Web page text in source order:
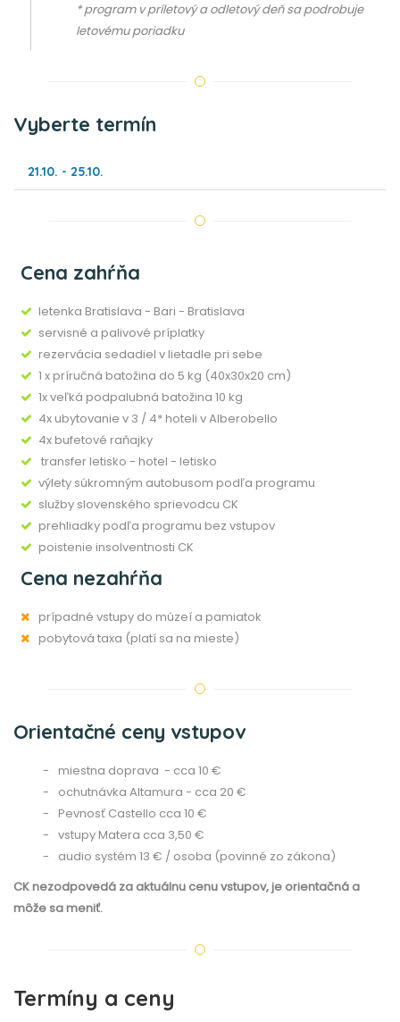
* program v príletový a odletový deň sa podrobuje
letovému poriadku
Vyberte termín
21.10. - 25.10.
Cena zahŕňa
letenka Bratislava - Bari - Bratislava
servisné a palivové príplatky
rezervácia sedadiel v lietadle pri sebe
1 x príručná batožina do 5 kg (40x30x20 cm)
1x veľká podpalubná batožina 10 kg
4x ubytovanie v 3 / 4* hoteli v Alberobello
4x bufetové raňajky
transfer letisko - hotel - letisko
výlety súkromným autobusom podľa programu
služby slovenského sprievodcu CK
prehliadky podľa programu bez vstupov
poistenie insolventnosti CK
Cena nezahŕňa
prípadné vstupy do múzeí a pamiatok
pobytová taxa (platí sa na mieste)
Orientačné ceny vstupov
miestna doprava - cca 10 €
ochutnávka Altamura - cca 20 €
Pevnosť Castello cca 10 €
vstupy Matera cca 3,50 €
audio systém 13 € / osoba (povinné zo zákona)
CK nezodpovedá za aktuálnu cenu vstupov, je orientačná a
môže sa meniť.
Termíny a ceny